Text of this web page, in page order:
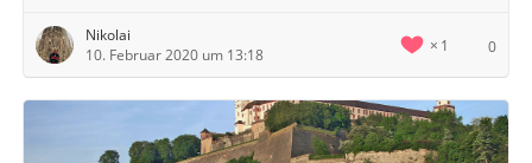
Nikolai
10. Februar 2020 um 13:18
1 0